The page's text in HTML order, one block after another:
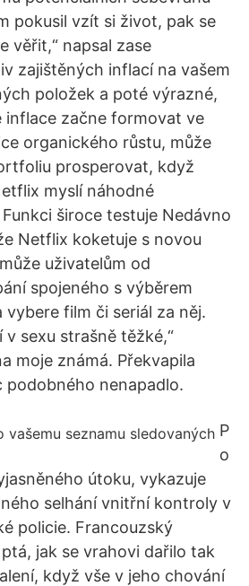
pokusil vzít si život, pak se
věřit,“ napsal zase
zajištěných inflací na vašem
položek a poté výrazné,
inflace začne formovat ve
organického růstu, může
prosperovat, když
myslí náhodné
široce testuje Nedávno
Netflix koketuje s novou
uživatelům od
spojeného s výběrem
film či seriál za něj.
v sexu strašně těžké,“
moje známá. Překvapila
podobného nenapadlo.
P
o
útoku, vykazuje
selhání vnitřní kontroly v
policie. Francouzský
jak se vrahovi dařilo tak
když vše v jeho chování